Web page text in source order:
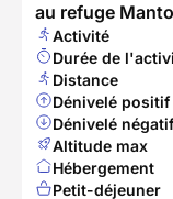
au refuge
Activité
Durée de
Distance
Dénivelé positif
Dénivelé négatif
Altitude max
Hébergement
Petit-déjeuner